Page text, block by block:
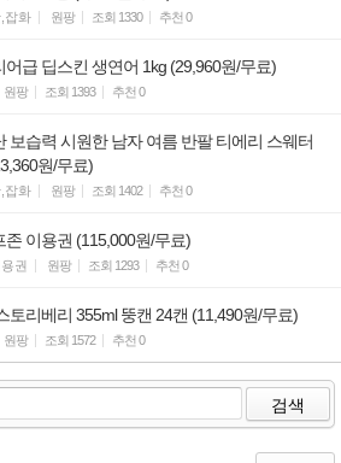
잡화 원팡 조회 1330 추천 0
급 딥스킨 생연어 1kg (29,960원/무료)
원팡 조회 1393 추천 0
보습력 시원한 남자 여름 반팔 티에리 스웨터
원/무료)
잡화 원팡 조회 1402 추천 0
이용권 (115,000원/무료)
권 원팡 조회 1293 추천 0
토리베리 355ml 뚱캔 24캔 (11,490원/무료)
원팡 조회 1572 추천 0
검색